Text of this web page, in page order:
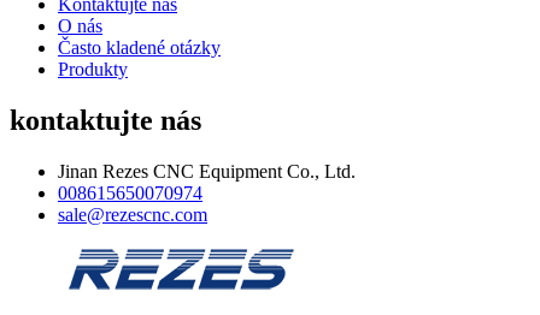
Kontaktujte nás
O nás
Často kladené otázky
Produkty
kontaktujte nás
Jinan Rezes CNC Equipment Co., Ltd.
008615650070974
sale@rezescnc.com